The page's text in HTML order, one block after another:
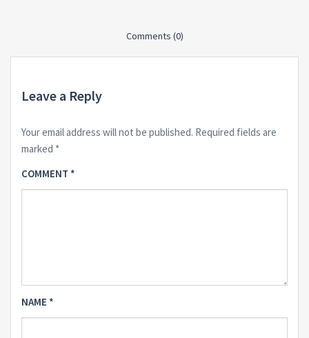
Comments (0)
Leave a Reply
Your email address will not be published. Required fields are
marked *
COMMENT *
NAME *